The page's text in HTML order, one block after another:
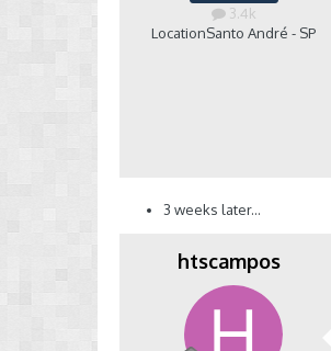
3.4k
LocationSanto André - SP
3 weeks later...
htscampos